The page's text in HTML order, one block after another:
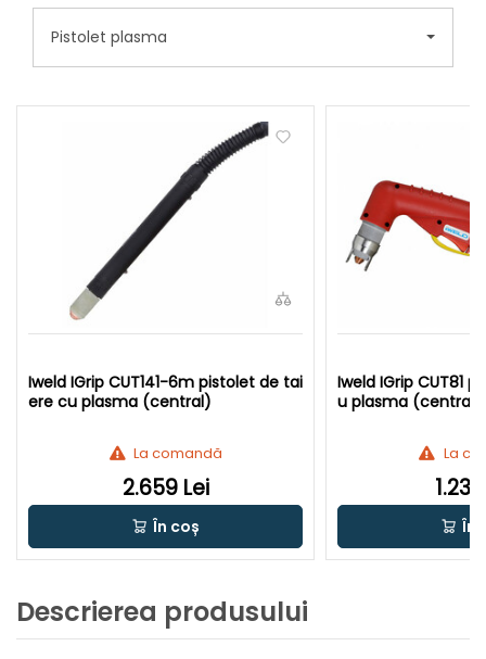
Pistolet plasma
Iweld IGrip CUT141-6m pistolet de tai
ere cu plasma (central)
La comandă
2.659 Lei
În coș
Iweld IGrip CUT81
u plasma (central)
La
În
Descrierea produsului